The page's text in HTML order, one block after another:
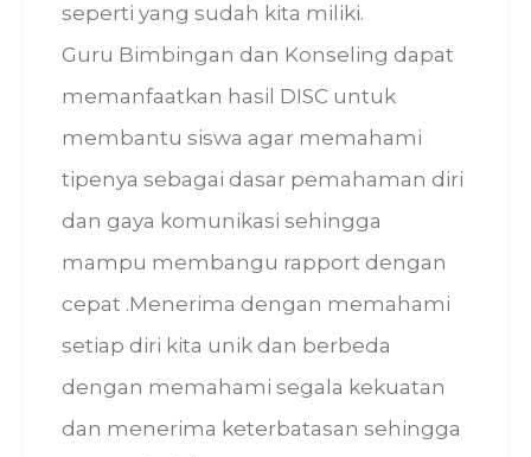
seperti yang sudah kita miliki.
Guru Bimbingan dan Konseling dapat
memanfaatkan hasil DISC untuk
membantu siswa agar memahami
tipenya sebagai dasar pemahaman diri
dan gaya komunikasi sehingga
mampu membangu rapport dengan
cepat .Menerima dengan memahami
setiap diri kita unik dan berbeda
dengan memahami segala kekuatan
dan menerima keterbatasan sehingga